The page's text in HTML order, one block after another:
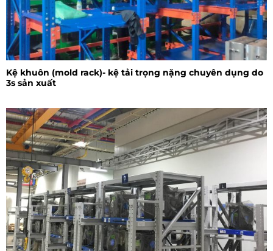
Kệ khuôn (mold rack)- kệ tải trọng nặng chuyên dụng do
3s sản xuất